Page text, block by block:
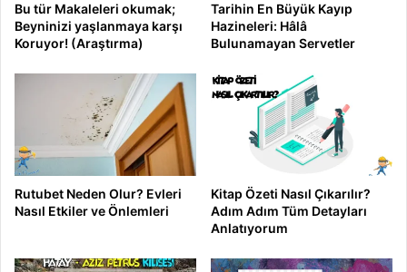
Bu tür Makaleleri okumak;
Beyninizi yaşlanmaya karşı
Koruyor! (Araştırma)
Tarihin En Büyük Kayıp
Hazineleri: Hâlâ
Bulunamayan Servetler
Rutubet Neden Olur? Evleri
Nasıl Etkiler ve Önlemleri
Kitap Özeti Nasıl Çıkarılır?
Adım Adım Tüm Detayları
Anlatıyorum